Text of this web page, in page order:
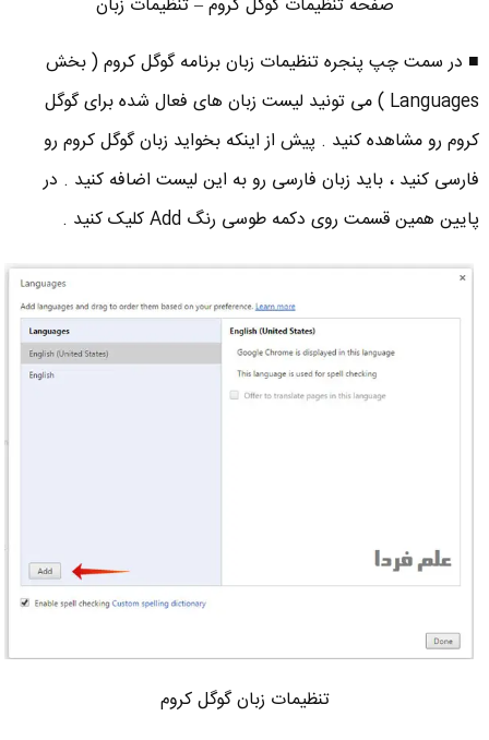
■ در سمت چپ پنجره تنظیمات زبان برنامه گوگل کروم ( بخش
Languages ) می تونید لیست زبان های فعال شده برای گوگل
کروم رو مشاهده کنید . پیش از اینکه بخواید زبان گوگل کروم رو
فارسی کنید ، باید زبان فارسی رو به این لیست اضافه کنید . در
پایین همین قسمت روی دکمه طوسی رنگ Add کلیک کنید .
تنظیمات زبان گوگل کروم